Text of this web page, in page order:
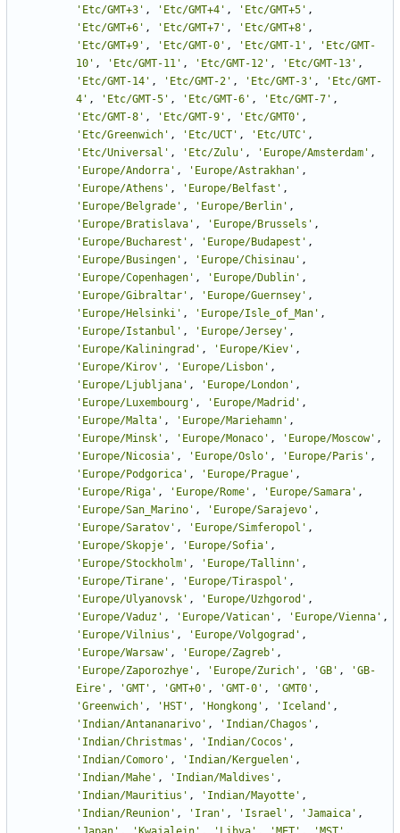
' Etc/GMT+3 ' , ' Etc/GMT+4 ' , ' Etc/GMT+5 ' ,
' Etc/GMT+6 ' , ' Etc/GMT+7 ' , ' Etc/GMT+8 ' ,
' Etc/GMT+9 ' , ' Etc/GMT-0 ' , ' Etc/GMT-1 ' , ' Etc/GMT-
10 ' , ' Etc/GMT-11 ' , ' Etc/GMT-12 ' , ' Etc/GMT-13 ' ,
' Etc/GMT-14 ' , ' Etc/GMT-2 ' , ' Etc/GMT-3 ' , ' Etc/GMT-
4 ' , ' Etc/GMT-5 ' , ' Etc/GMT-6 ' , ' Etc/GMT-7 ' ,
' Etc/GMT-8 ' , ' Etc/GMT-9 ' , ' Etc/GMT0 ' ,
' Etc/Greenwich ' , ' Etc/UCT ' , ' Etc/UTC ' ,
' Etc/Universal ' , ' Etc/Zulu ' , ' Europe/Amsterdam ' ,
' Europe/Andorra ' , ' Europe/Astrakhan ' ,
' Europe/Athens ' , ' Europe/Belfast ' ,
' Europe/Belgrade ' , ' Europe/Berlin ' ,
' Europe/Bratislava ' , ' Europe/Brussels ' ,
' Europe/Bucharest ' , ' Europe/Budapest ' ,
' Europe/Busingen ' , ' Europe/Chisinau ' ,
' Europe/Copenhagen ' , ' Europe/Dublin ' ,
' Europe/Gibraltar ' , ' Europe/Guernsey ' ,
' Europe/Helsinki ' , ' Europe/Isle_of_Man ' ,
' Europe/Istanbul ' , ' Europe/Jersey ' ,
' Europe/Kaliningrad ' , ' Europe/Kiev ' ,
' Europe/Kirov ' , ' Europe/Lisbon ' ,
' Europe/Ljubljana ' , ' Europe/London ' ,
' Europe/Luxembourg ' , ' Europe/Madrid ' ,
' Europe/Malta ' , ' Europe/Mariehamn ' ,
' Europe/Minsk ' , ' Europe/Monaco ' , ' Europe/Moscow' ,
' Europe/Nicosia ' , ' Europe/Oslo ' , ' Europe/Paris ' ,
' Europe/Podgorica ' , ' Europe/Prague ' ,
' Europe/Riga ' , ' Europe/Rome ' , ' Europe/Samara ' ,
' Europe/San_Marino ' , ' Europe/Sarajevo ' ,
' Europe/Saratov ' , ' Europe/Simferopol ' ,
' Europe/Skopje ' , ' Europe/Sofia ' ,
' Europe/Stockholm ' , ' Europe/Tallinn ' ,
' Europe/Tirane ' , ' Europe/Tiraspol ' ,
' Europe/Ulyanovsk ' , ' Europe/Uzhgorod ' ,
' Europe/Vaduz ' , ' Europe/Vatican ' , ' Europe/Vienna ' ,
' Europe/Vilnius ' , ' Europe/Volgograd ' ,
' Europe/Warsaw' , ' Europe/Zagreb ' ,
' Europe/Zaporozhye ' , ' Europe/Zurich ' , 'GB ' , 'GB-
Eire ' , 'GMT ' , 'GMT+0 ' , 'GMT-0 ' , 'GMT0 ' ,
'Greenwich ' , ' HST ' , ' Hongkong ' , ' Iceland ' ,
' Indian/Antananarivo ' , ' Indian/Chagos ' ,
' Indian/Christmas ' , ' Indian/Cocos ' ,
' Indian/Comoro ' , ' Indian/Kerguelen ' ,
' Indian/Mahe ' , ' Indian/Maldives ' ,
' Indian/Mauritius ' , ' Indian/Mayotte ' ,
' Indian/Reunion ' , ' Iran ' , ' Israel ' , 'Jamaica ' ,